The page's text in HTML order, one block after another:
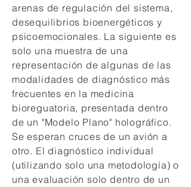
arenas de regulación del sistema,
desequilibrios bioenergéticos y
psicoemocionales. La siguiente es
solo una muestra de una
representación de algunas de las
modalidades de diagnóstico más
frecuentes en la medicina
bioreguatoria, presentada dentro
de un "Modelo Plano" holográfico.
Se esperan cruces de un avión a
otro. El diagnóstico individual
(utilizando solo una metodología) o
una evaluación solo dentro de un